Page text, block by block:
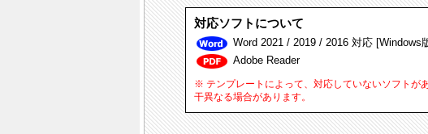
対応ソフトについて
Word 2021 / 2019 / 2016 対応 [Windows
Adobe Reader
※ テンプレートによって、対応していないソフトが
干異なる場合があります。